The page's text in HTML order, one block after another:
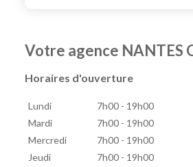
Votre agence NANTES
Horaires d'ouverture
Lundi
7h00 - 19h00
Mardi
7h00 - 19h00
Mercredi
7h00 - 19h00
Jeudi
7h00 - 19h00